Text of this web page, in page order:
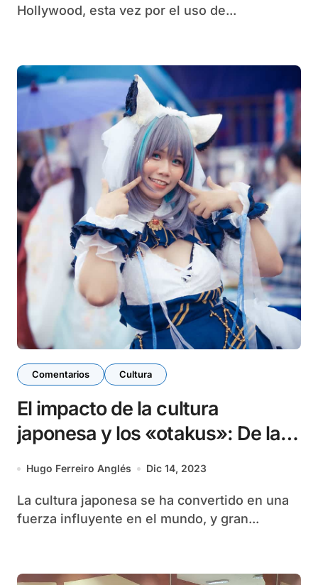
Hollywood, esta vez por el uso de...
Comentarios Cultura
El impacto de la cultura
japonesa y los «otakus»: De la
subcultura a la influencia global
Hugo Ferreiro Anglés Dic 14, 2023
La cultura japonesa se ha convertido en una
fuerza influyente en el mundo, y gran...